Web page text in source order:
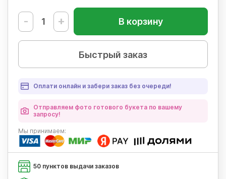
- + В корзину
Быстрый заказ
Оплати онлайн и забери заказ без очереди!
Отправляем фото готового букета по вашему
запросу!
Мы принимаем:
50 пунктов выдачи заказов